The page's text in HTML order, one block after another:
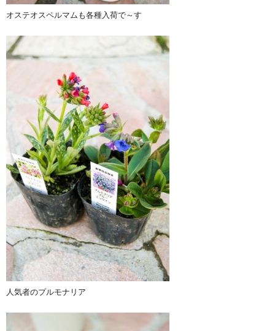
オステオスペルマムも各種入荷で～す
人気者のプルモナリア